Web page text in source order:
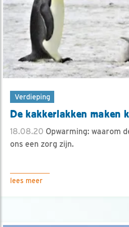
Verdieping
De kakkerlakken maken
18.08.20 Opwarming: waarom
ons een zorg zijn.
lees meer